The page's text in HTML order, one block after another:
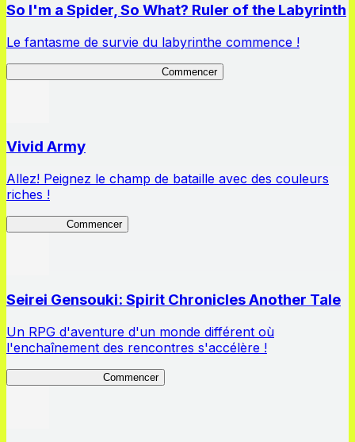
So I'm a Spider, So What? Ruler of the Labyrinth
Le fantasme de survie du labyrinthe commence !
Commencer
Vivid Army
Allez! Peignez le champ de bataille avec des couleurs
riches !
Commencer
Seirei Gensouki: Spirit Chronicles Another Tale
Un RPG d'aventure d'un monde différent où
l'enchaînement des rencontres s'accélère !
Commencer